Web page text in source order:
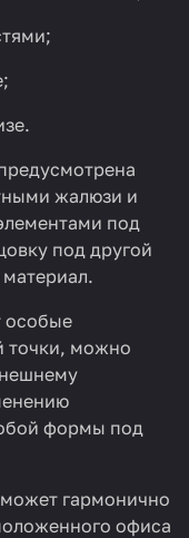
жалюзи и
под
под другой
особые
точки, можно
формы под
гармонично
офиса